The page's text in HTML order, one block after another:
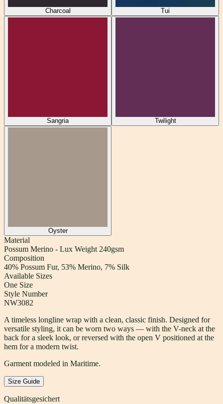
Charcoal Tui
Sangria Twilight
Oyster
Material
Possum Merino - Lux Weight 240gsm
Composition
40% Possum Fur, 53% Merino, 7% Silk
Available Sizes
One Size
Style Number
NW3082
A timeless longline wrap with a clean, classic finish. Designed for
versatile styling, it can be worn two ways — with the V-neck at the
back for a sleek look, or reversed with the open V positioned at the
hem for a modern twist.
Garment modeled in Maritime.
Size Guide
Qualitätsgesichert